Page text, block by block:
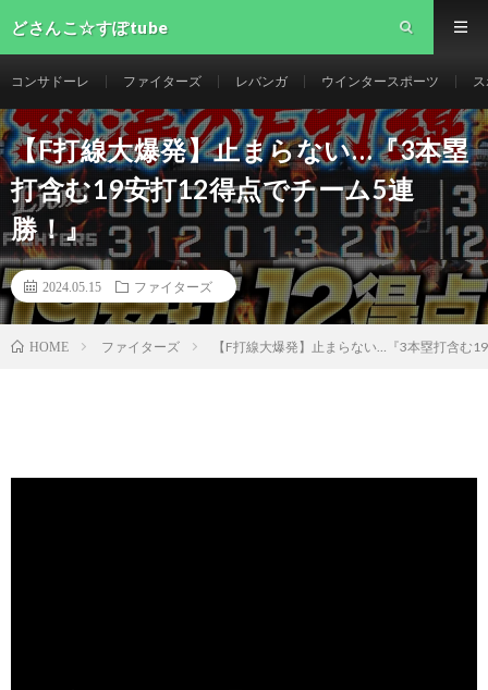
どさんこ☆すぽtube
コンサドーレ ファイターズ レバンガ ウインタースポーツ
【F打線大爆発】止まらない…『3本塁
打含む19安打12得点でチーム5連
勝！』
2024.05.15 ファイターズ
HOME ファイターズ 【F打線大爆発】止まらない…『3本塁打含む